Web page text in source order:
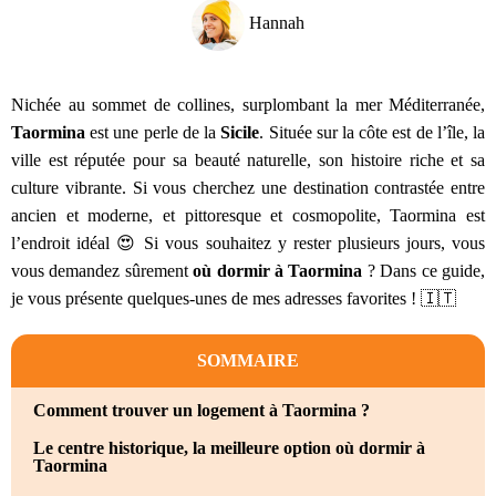
Hannah
Nichée au sommet de collines, surplombant la mer Méditerranée,
Taormina est une perle de laSicile. Située sur la côte est de l’île, la
ville est réputée pour sa beauté naturelle, son histoire riche et sa
culture vibrante. Si vous cherchez une destination contrastée entre
ancien et moderne, et pittoresque et cosmopolite, Taormina est
l’endroit idéal 😍 Si vous souhaitez y rester plusieurs jours, vous
vous demandez sûrementoù dormir à Taormina ? Dans ce guide,
je vous présente quelques-unes de mes adresses favorites ! 🇮🇹
SOMMAIRE
Comment trouver un logement à Taormina ?
Le centre historique, la meilleure option où dormir à
Taormina